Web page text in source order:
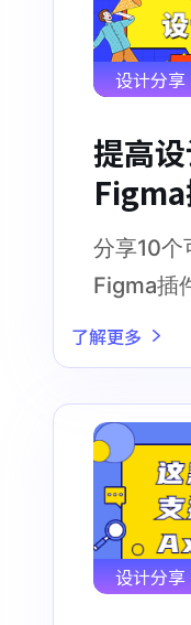
设计分享
提高
拿高
分享10个
Figma插
Figma插
了解更多
设计分享